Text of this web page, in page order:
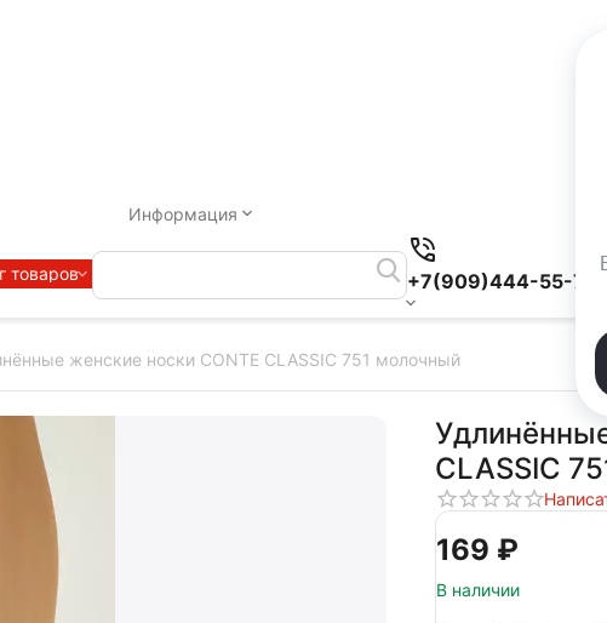
Информация
товаров +7(909)444-55-78
женские носки CONTE CLASSIC 751 молочный
CLASSIC
‍169‍ ₽
В наличии